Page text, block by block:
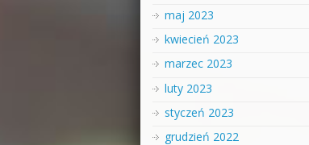
maj 2023
kwiecień 2023
marzec 2023
luty 2023
styczeń 2023
grudzień 2022